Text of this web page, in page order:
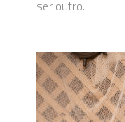
ser outro.